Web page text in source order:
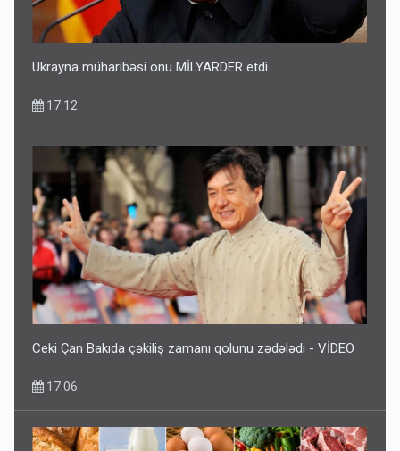
Ukrayna müharibəsi onu MİLYARDER etdi
17:12
Ceki Çan Bakıda çəkiliş zamanı qolunu zədələdi - VİDEO
17:06